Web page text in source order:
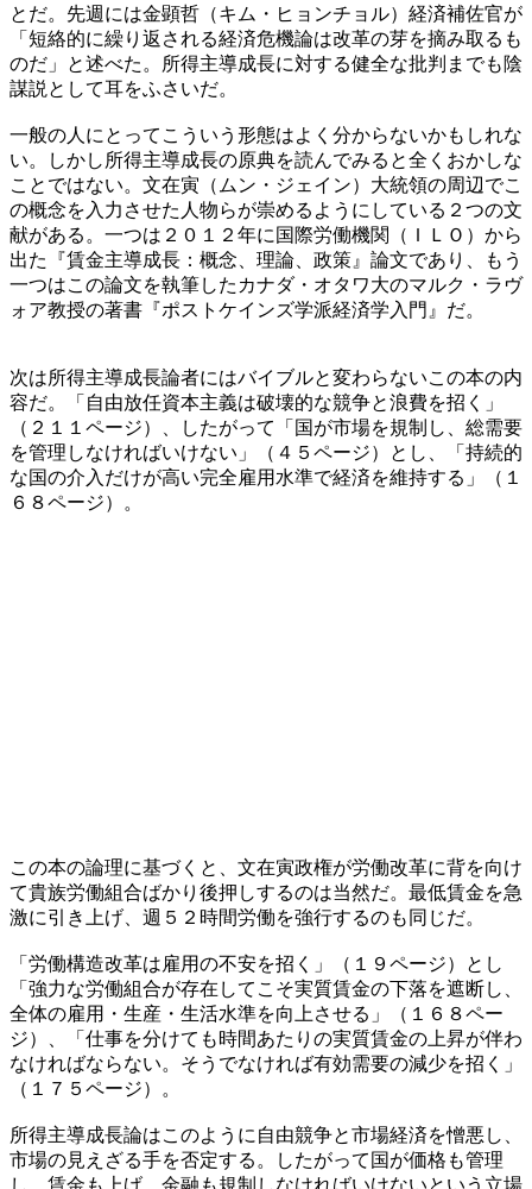
とだ。先週には金顕哲（キム・ヒョンチョル）経済補佐官が
「短絡的に繰り返される経済危機論は改革の芽を摘み取るも
のだ」と述べた。所得主導成長に対する健全な批判までも陰
謀説として耳をふさいだ。
一般の人にとってこういう形態はよく分からないかもしれな
い。しかし所得主導成長の原典を読んでみると全くおかしな
ことではない。文在寅（ムン・ジェイン）大統領の周辺でこ
の概念を入力させた人物らが崇めるようにしている２つの文
献がある。一つは２０１２年に国際労働機関（ＩＬＯ）から
出た『賃金主導成長：概念、理論、政策』論文であり、もう
一つはこの論文を執筆したカナダ・オタワ大のマルク・ラヴ
ォア教授の著書『ポストケインズ学派経済学入門』だ。
次は所得主導成長論者にはバイブルと変わらないこの本の内
容だ。「自由放任資本主義は破壊的な競争と浪費を招く」
（２１１ページ）、したがって「国が市場を規制し、総需要
を管理しなければいけない」（４５ページ）とし、「持続的
な国の介入だけが高い完全雇用水準で経済を維持する」（１
６８ページ）。
この本の論理に基づくと、文在寅政権が労働改革に背を向け
て貴族労働組合ばかり後押しするのは当然だ。最低賃金を急
激に引き上げ、週５２時間労働を強行するのも同じだ。
「労働構造改革は雇用の不安を招く」（１９ページ）とし
「強力な労働組合が存在してこそ実質賃金の下落を遮断し、
全体の雇用・生産・生活水準を向上させる」（１６８ペー
ジ）、「仕事を分けても時間あたりの実質賃金の上昇が伴わ
なければならない。そうでなければ有効需要の減少を招く」
（１７５ページ）。
所得主導成長論はこのように自由競争と市場経済を憎悪し、
市場の見えざる手を否定する。したがって国が価格も管理
し、賃金も上げ、金融も規制しなければいけないという立場